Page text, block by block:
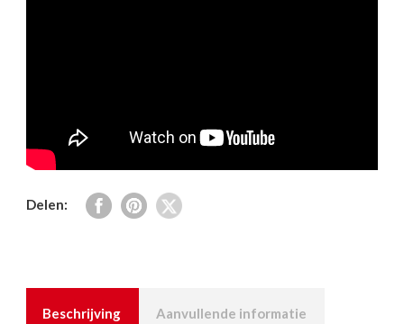
Delen:
Beschrijving Aanvullende informatie